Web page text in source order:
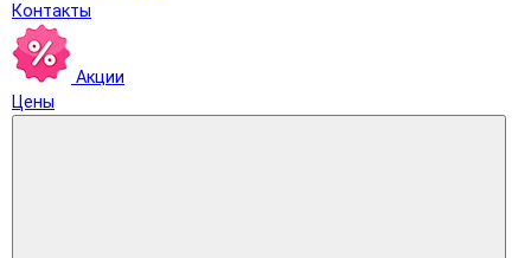
Контакты
Акции
Цены